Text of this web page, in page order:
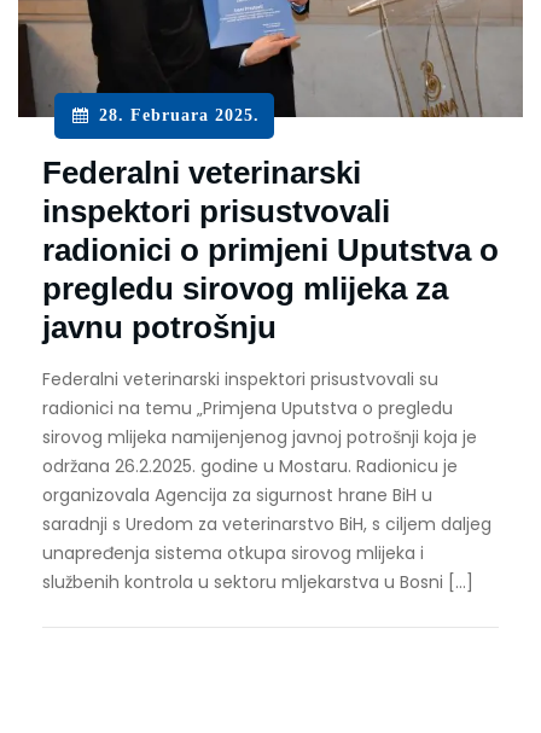
28. Februara 2025.
Federalni veterinarski
inspektori prisustvovali
radionici o primjeni Uputstva o
pregledu sirovog mlijeka za
javnu potrošnju
Federalni veterinarski inspektori prisustvovali su
radionici na temu „Primjena Uputstva o pregledu
sirovog mlijeka namijenjenog javnoj potrošnji koja je
održana 26.2.2025. godine u Mostaru. Radionicu je
organizovala Agencija za sigurnost hrane BiH u
saradnji s Uredom za veterinarstvo BiH, s ciljem daljeg
unapređenja sistema otkupa sirovog mlijeka i
službenih kontrola u sektoru mljekarstva u Bosni […]